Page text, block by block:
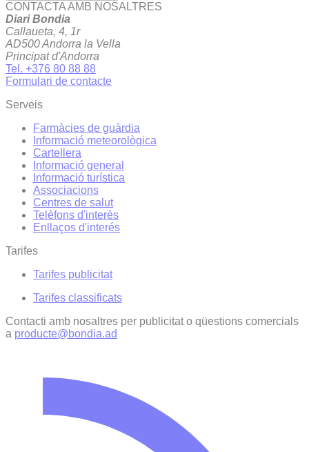
CONTACTA AMB NOSALTRES
Diari Bondia
Callaueta, 4, 1r
AD500 Andorra la Vella
Principat d'Andorra
Tel. +376 80 88 88
Formulari de contacte
Serveis
Farmàcies de guàrdia
Informació meteorològica
Cartellera
Informació general
Informació turística
Associacions
Centres de salut
Telèfons d'interès
Enllaços d'interés
Tarifes
Tarifes publicitat
Tarifes classificats
Contacti amb nosaltres per publicitat o qüestions comercials
a producte@bondia.ad